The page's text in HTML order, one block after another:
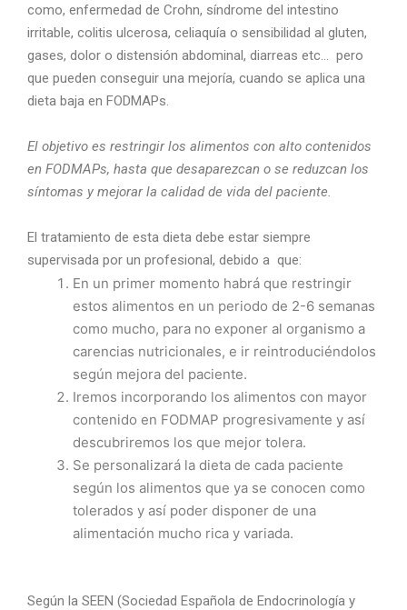
como, enfermedad de Crohn, síndrome del intestino
irritable, colitis ulcerosa, celiaquía o sensibilidad al gluten,
gases, dolor o distensión abdominal, diarreas etc… pero
que pueden conseguir una mejoría, cuando se aplica una
dieta baja en FODMAPs.
El objetivo es restringir los alimentos con alto contenidos
en FODMAPs, hasta que desaparezcan o se reduzcan los
síntomas y mejorar la calidad de vida del paciente.
El tratamiento de esta dieta debe estar siempre
supervisada por un profesional, debido a que:
En un primer momento habrá que restringir
estos alimentos en un periodo de 2-6 semanas
como mucho, para no exponer al organismo a
carencias nutricionales, e ir reintroduciéndolos
según mejora del paciente.
Iremos incorporando los alimentos con mayor
contenido en FODMAP progresivamente y así
descubriremos los que mejor tolera.
Se personalizará la dieta de cada paciente
según los alimentos que ya se conocen como
tolerados y así poder disponer de una
alimentación mucho rica y variada.
Según la SEEN (Sociedad Española de Endocrinología y